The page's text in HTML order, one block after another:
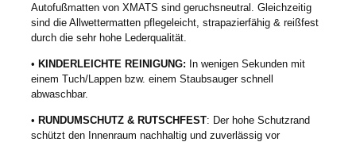
Autofußmatten von XMATS sind geruchsneutral. Gleichzeitig
sind die Allwettermatten pflegeleicht, strapazierfähig & reißfest
durch die sehr hohe Lederqualität.
• KINDERLEICHTE REINIGUNG: In wenigen Sekunden mit
einem Tuch/Lappen bzw. einem Staubsauger schnell
abwaschbar.
• RUNDUMSCHUTZ & RUTSCHFEST: Der hohe Schutzrand
schützt den Innenraum nachhaltig und zuverlässig vor